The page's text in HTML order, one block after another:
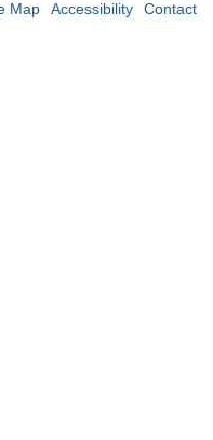
Map Accessibility Contact